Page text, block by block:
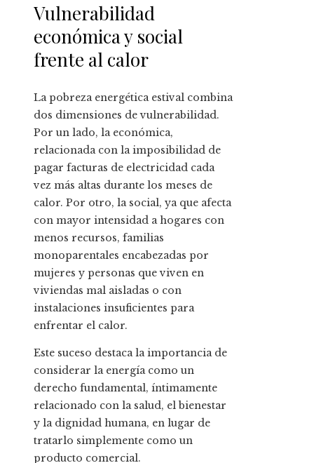
Vulnerabilidad
económica y social
frente al calor
La pobreza energética estival combina
dos dimensiones de vulnerabilidad.
Por un lado, la económica,
relacionada con la imposibilidad de
pagar facturas de electricidad cada
vez más altas durante los meses de
calor. Por otro, la social, ya que afecta
con mayor intensidad a hogares con
menos recursos, familias
monoparentales encabezadas por
mujeres y personas que viven en
viviendas mal aisladas o con
instalaciones insuficientes para
enfrentar el calor.
Este suceso destaca la importancia de
considerar la energía como un
derecho fundamental, íntimamente
relacionado con la salud, el bienestar
y la dignidad humana, en lugar de
tratarlo simplemente como un
producto comercial.